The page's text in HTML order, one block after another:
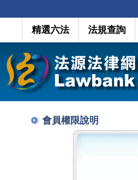
精選六法 法規查詢
會員權限說明